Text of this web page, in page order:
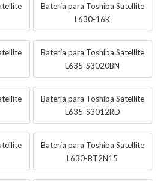
Batería para Toshiba Satellite
L630-16K
Batería para Toshiba Satellite
L635-S3020BN
Batería para Toshiba Satellite
L635-S3012RD
Batería para Toshiba Satellite
L630-BT2N15